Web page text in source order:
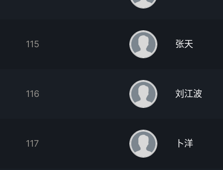
115 张天
116 刘江波
117 卜洋